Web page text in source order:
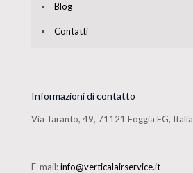
Blog
Contatti
Informazioni di contatto
Via Taranto, 49, 71121 Foggia FG, Italia
E-mail:info@verticalairservice.it